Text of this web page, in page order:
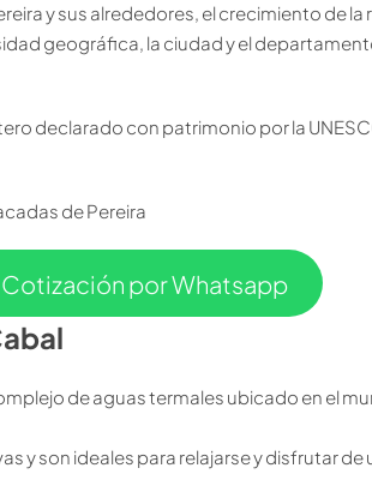
y sus alrededores, el crecimiento de la
geográfica, la ciudad y el
declarado con patrimonio por la
de Pereira
por Whatsapp
de aguas termales ubicado en el
y son ideales para relajarse y disfrutar de